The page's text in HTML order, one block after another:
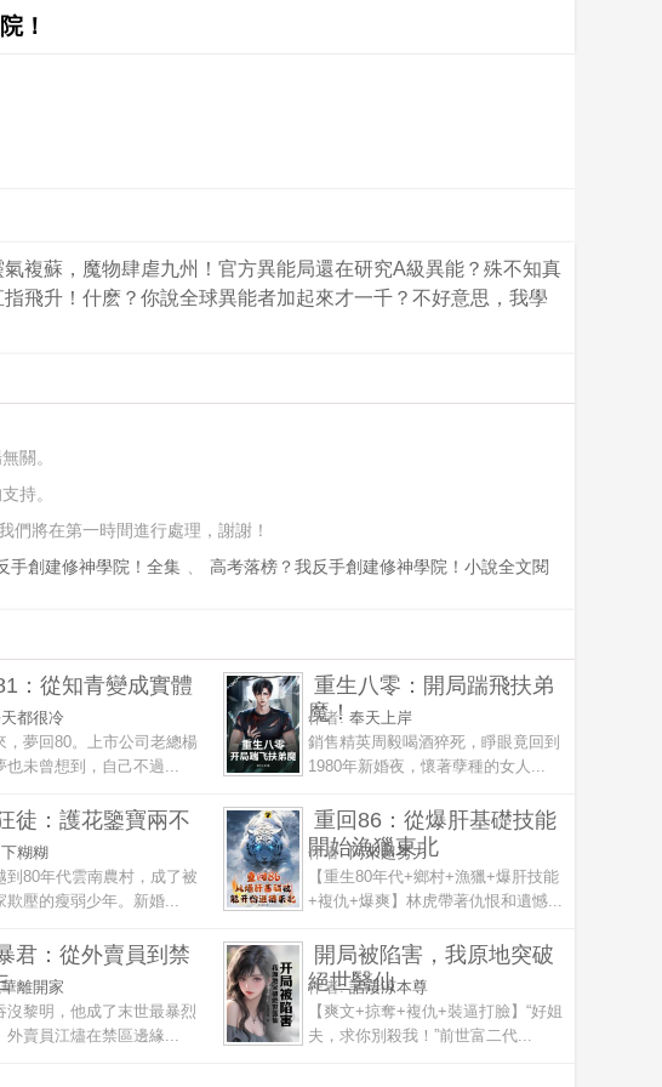
！
複蘇，魔物肆虐九州！官方異能局還在研究A級異能？殊不知真
飛升！什麽？你說全球異能者加起來才一千？不好意思，我學
關。
持。
們將在第一時間進行處理，謝謝！
手創建修神學院！全集 、
高考落榜？我反手創建修神學院！小說全文閱
：從知青變成實體
都很冷
，夢回80。上市公司老總楊
也未曾想到，自己不過...
重生八零：開局踹飛扶弟
魔！
作者: 奉天上岸
銷售精英周毅喝酒猝死，睜眼竟回到
1980年新婚夜，懷著孽種的女人...
徒：護花鑒寶兩不
下糊糊
到80年代雲南農村，成了被
欺壓的瘦弱少年。新婚...
重回86：從爆肝基礎技能
開始漁獵東北
作者:阿來超努力
【重生80年代+鄉村+漁獵+爆肝技能
+複仇+爆爽】林虎帶著仇恨和遺憾...
君：從外賣員到禁
離開家
沒黎明，他成了末世最暴烈
外賣員江燼在禁區邊緣...
開局被陷害，我原地突破
絕世醫仙
作者:話淒涼本尊
【爽文+掠奪+複仇+裝逼打臉】“好姐
夫，求你別殺我！”前世富二代...